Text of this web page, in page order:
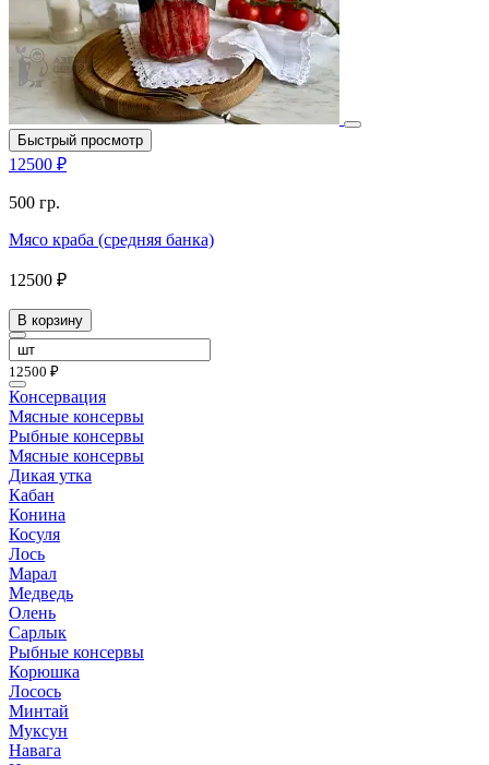
Быстрый просмотр
12500 ₽
500 гр.
Мясо краба (средняя банка)
12500 ₽
В корзину
12500 ₽
Консервация
Мясные консервы
Рыбные консервы
Мясные консервы
Дикая утка
Кабан
Конина
Косуля
Лось
Марал
Медведь
Олень
Сарлык
Рыбные консервы
Корюшка
Лосось
Минтай
Муксун
Навага